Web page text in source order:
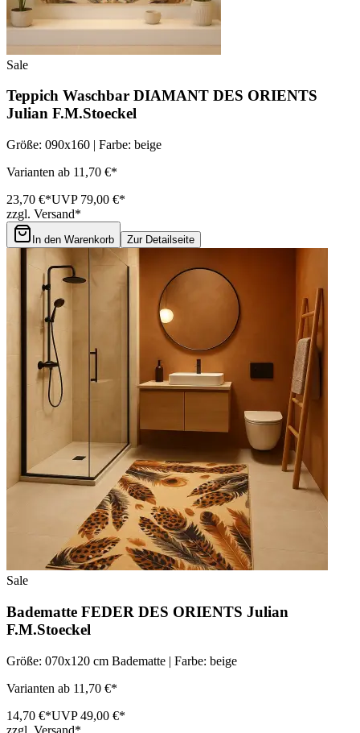
Sale
Teppich Waschbar DIAMANT DES ORIENTS
Julian F.M.Stoeckel
Größe: 090x160 | Farbe: beige
Varianten ab 11,70 €*
23,70 €*UVP 79,00 €*
zzgl. Versand*
In den Warenkorb Zur Detailseite
Sale
Badematte FEDER DES ORIENTS Julian
F.M.Stoeckel
Größe: 070x120 cm Badematte | Farbe: beige
Varianten ab 11,70 €*
14,70 €*UVP 49,00 €*
zzgl. Versand*